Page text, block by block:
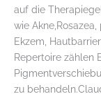
auf die
wie
Ekzem,
Repertoire zählen
zu